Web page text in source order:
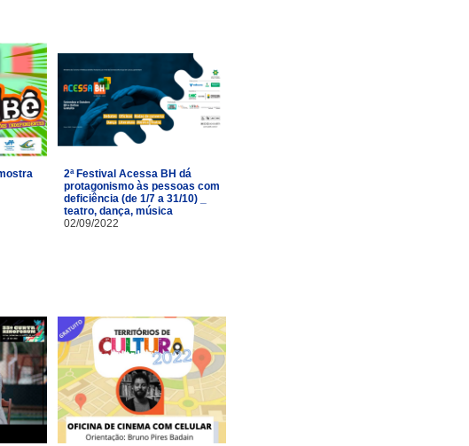
2ª Festival Acessa BH dá
protagonismo às pessoas com
deficiência (de 1/7 a 31/10) _
teatro, dança, música
02/09/2022